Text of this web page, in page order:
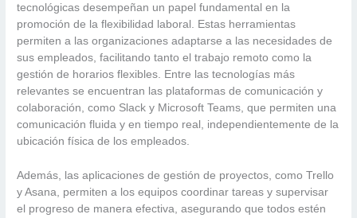
tecnológicas desempeñan un papel fundamental en la
promoción de la flexibilidad laboral. Estas herramientas
permiten a las organizaciones adaptarse a las necesidades de
sus empleados, facilitando tanto el trabajo remoto como la
gestión de horarios flexibles. Entre las tecnologías más
relevantes se encuentran las plataformas de comunicación y
colaboración, como Slack y Microsoft Teams, que permiten una
comunicación fluida y en tiempo real, independientemente de la
ubicación física de los empleados.
Además, las aplicaciones de gestión de proyectos, como Trello
y Asana, permiten a los equipos coordinar tareas y supervisar
el progreso de manera efectiva, asegurando que todos estén